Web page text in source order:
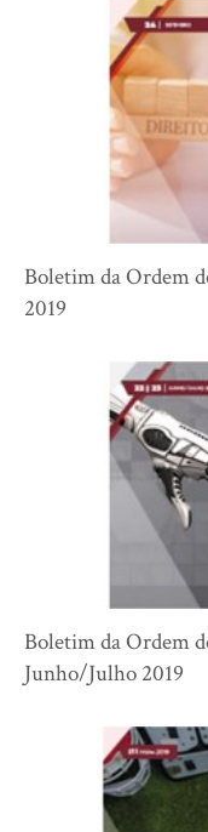
Boletim da Ordem
2019
Boletim da Ordem
Junho/Julho 2019